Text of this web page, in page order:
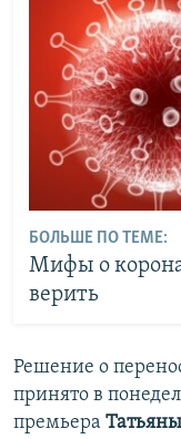
БОЛЬШЕ ПО ТЕМЕ:
Мифы о
верить
Решение о
принято в
премьера